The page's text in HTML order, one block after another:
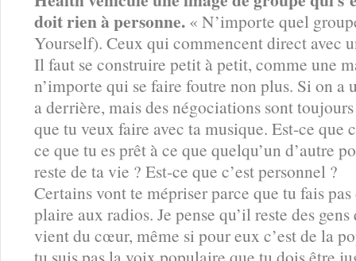
doit rien à personne. « N’importe quel
Yourself). Ceux qui commencent direct avec
Il faut se construire petit à petit, comme une
n’importe qui se faire foutre non plus. Si on
a derrière, mais des négociations sont
que tu veux faire avec ta musique. Est-ce que
ce que tu es prêt à ce que quelqu’un d’autre
reste de ta vie ? Est-ce que c’est personnel ?
Certains vont te mépriser parce que tu fais
plaire aux radios. Je pense qu’il reste des
vient du cœur, même si pour eux c’est de la